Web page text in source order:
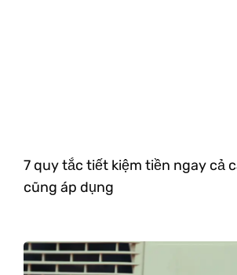
7 quy tắc tiết kiệm tiền ngay cả
cũng áp dụng